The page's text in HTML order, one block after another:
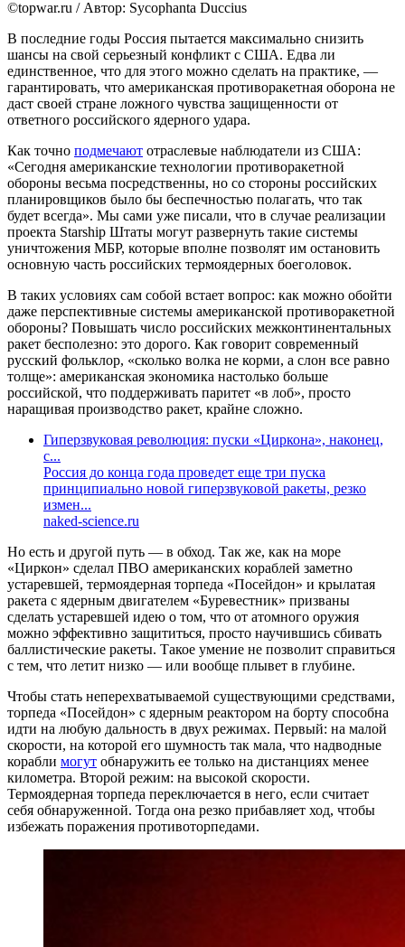
©topwar.ru / Автор: Sycophanta Duccius
В последние годы Россия пытается максимально снизить
шансы на свой серьезный конфликт с США. Едва ли
единственное, что для этого можно сделать на практике, —
гарантировать, что американская противоракетная оборона не
даст своей стране ложного чувства защищенности от
ответного российского ядерного удара.
Как точно подмечают отраслевые наблюдатели из США:
«Сегодня американские технологии противоракетной
обороны весьма посредственны, но со стороны российских
планировщиков было бы беспечностью полагать, что так
будет всегда». Мы сами уже писали, что в случае реализации
проекта Starship Штаты могут развернуть такие системы
уничтожения МБР, которые вполне позволят им остановить
основную часть российских термоядерных боеголовок.
В таких условиях сам собой встает вопрос: как можно обойти
даже перспективные системы американской противоракетной
обороны? Повышать число российских межконтинентальных
ракет бесполезно: это дорого. Как говорит современный
русский фольклор, «сколько волка не корми, а слон все равно
толще»: американская экономика настолько больше
российской, что поддерживать паритет «в лоб», просто
наращивая производство ракет, крайне сложно.
Гиперзвуковая революция: пуски «Циркона», наконец,
с...
Россия до конца года проведет еще три пуска
принципиально новой гиперзвуковой ракеты, резко
измен...
naked-science.ru
Но есть и другой путь — в обход. Так же, как на море
«Циркон» сделал ПВО американских кораблей заметно
устаревшей, термоядерная торпеда «Посейдон» и крылатая
ракета с ядерным двигателем «Буревестник» призваны
сделать устаревшей идею о том, что от атомного оружия
можно эффективно защититься, просто научившись сбивать
баллистические ракеты. Такое умение не позволит справиться
с тем, что летит низко — или вообще плывет в глубине.
Чтобы стать неперехватываемой существующими средствами,
торпеда «Посейдон» с ядерным реактором на борту способна
идти на любую дальность в двух режимах. Первый: на малой
скорости, на которой его шумность так мала, что надводные
корабли могут обнаружить ее только на дистанциях менее
километра. Второй режим: на высокой скорости.
Термоядерная торпеда переключается в него, если считает
себя обнаруженной. Тогда она резко прибавляет ход, чтобы
избежать поражения противоторпедами.